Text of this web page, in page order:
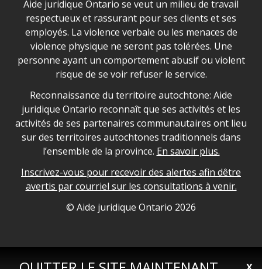
Déclaration sur la sécurité dans les locaux d'AJO.
Aide juridique Ontario se veut un milieu de travail
respectueux et rassurant pour ses clients et ses
employés. La violence verbale ou les menaces de
violence physique ne seront pas tolérées. Une
personne ayant un comportement abusif ou violent
risque de se voir refuser le service.
Legal Aid Ontario land acknowledgement
Reconnaissance du territoire autochtone: Aide
juridique Ontario reconnaît que ses activités et les
activités de ses partenaires communautaires ont lieu
sur des territoires autochtones traditionnels dans
l’ensemble de la province. En savoir plus.
Inscrivez-vous pour recevoir des alertes afin dêtre
avertis par courriel sur les consultations à venir.
Legal Aid Ontario copyright information
© Aide juridique Ontario 2026